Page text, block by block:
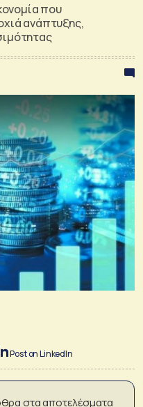
που
ανάπτυξης,
Post on LinkedIn
στα αποτελέσματα